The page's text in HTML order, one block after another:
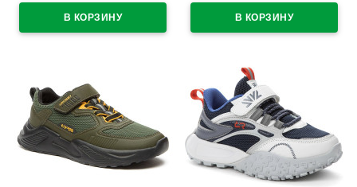
размерный ряд 31-36 артикул
221K-F1-2971
размерный ряд 31-36 артикул
RC1190_B218-2